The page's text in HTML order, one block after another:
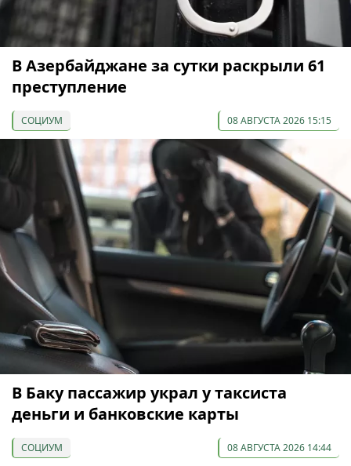
В Азербайджане за сутки раскрыли 61
преступление
СОЦИУМ 08 АВГУСТА 2026 15:15
В Баку пассажир украл у таксиста
деньги и банковские карты
СОЦИУМ 08 АВГУСТА 2026 14:44